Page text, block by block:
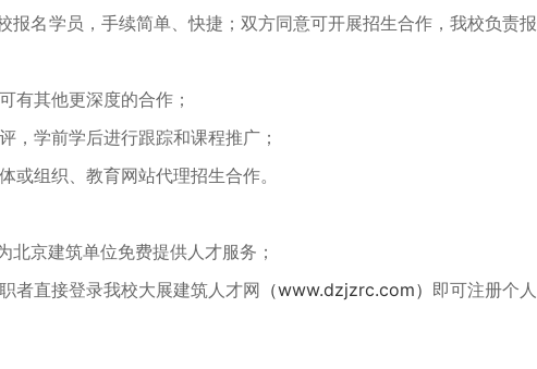
报名学员，手续简单、快捷；双方同意可开展招生合作，我校负责报
有其他更深度的合作；
，学前学后进行跟踪和课程推广；
或组织、教育网站代理招生合作。
京建筑单位免费提供人才服务；
者直接登录我校大展建筑人才网 （www.dzjzrc.com） 即可注册个人